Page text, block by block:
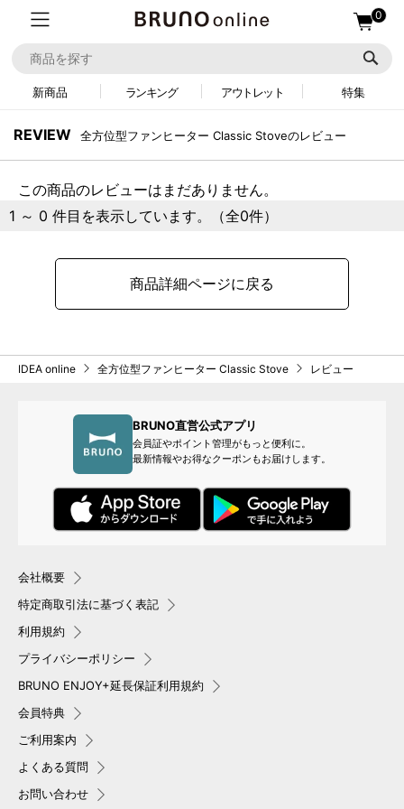
0
新商品 ランキング アウトレット 特集
REVIEW 全方位型ファンヒーター Classic Stoveのレビュー
この商品のレビューはまだありません。
1 ～ 0 件目を表示しています。（全0件）
商品詳細ページに戻る
IDEA online 全方位型ファンヒーター Classic Stove レビュー
BRUNO直営公式アプリ
会員証やポイント管理がもっと便利に。
最新情報やお得なクーポンもお届けします。
会社概要
特定商取引法に基づく表記
利用規約
プライバシーポリシー
BRUNO ENJOY+延長保証利用規約
会員特典
ご利用案内
よくある質問
お問い合わせ